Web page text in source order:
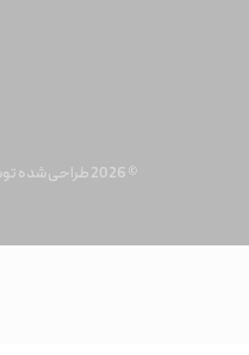
© 2026 طراحی شده توسط تیم طراحی سایت